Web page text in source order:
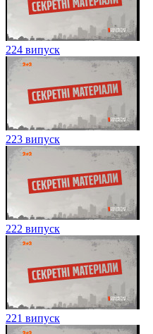
224 випуск
223 випуск
222 випуск
221 випуск